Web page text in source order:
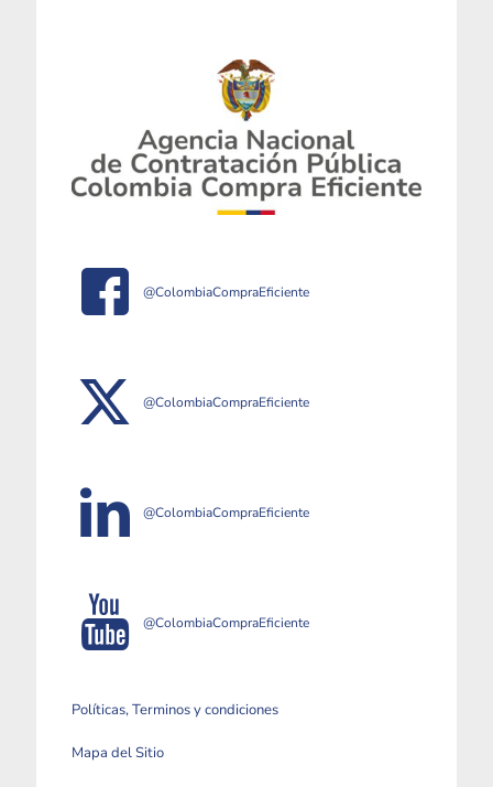
@ColombiaCompraEficiente
@ColombiaCompraEficiente
@ColombiaCompraEficiente
@ColombiaCompraEficiente
Políticas, Terminos y condiciones
Mapa del Sitio